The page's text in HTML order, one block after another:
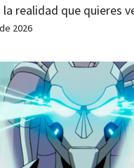
realidad que quieres
2026